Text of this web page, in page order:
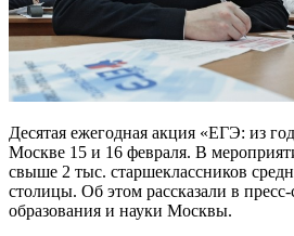
Десятая ежегодная акция «ЕГЭ: из
Москве 15 и 16 февраля. В
свыше 2 тыс. старшеклассников
столицы. Об этом рассказали в
образования и науки Москвы.